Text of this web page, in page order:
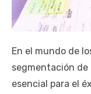
En el mundo de
segmentación de
esencial para el